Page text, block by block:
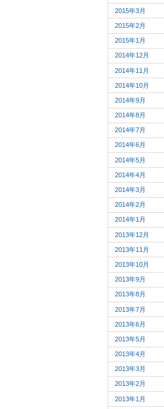
2015年3月
2015年2月
2015年1月
2014年12月
2014年11月
2014年10月
2014年9月
2014年8月
2014年7月
2014年6月
2014年5月
2014年4月
2014年3月
2014年2月
2014年1月
2013年12月
2013年11月
2013年10月
2013年9月
2013年8月
2013年7月
2013年6月
2013年5月
2013年4月
2013年3月
2013年2月
2013年1月